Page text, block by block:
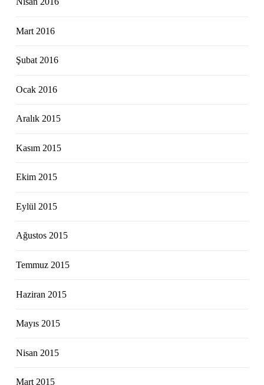
Mart 2016
Şubat 2016
Ocak 2016
Aralık 2015
Kasım 2015
Ekim 2015
Eylül 2015
Ağustos 2015
Temmuz 2015
Haziran 2015
Mayıs 2015
Nisan 2015
Mart 2015